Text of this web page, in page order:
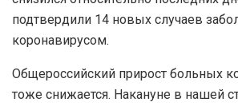
подтвердили 14 новых случаев
коронавирусом.
Общероссийский прирост больных
тоже снижается. Накануне в нашей